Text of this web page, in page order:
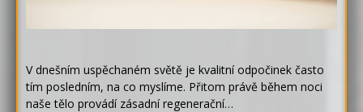
V dnešním uspěchaném světě je kvalitní odpočinek často
tím posledním, na co myslíme. Přitom právě během noci
naše tělo provádí zásadní regenerační…